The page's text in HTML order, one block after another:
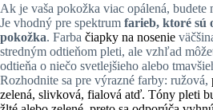
Ak je vaša pokožka viac opálená, budete
Je vhodný pre spektrum farieb, ktoré sú
pokožka. Farba čiapky na nosenie
stredným odtieňom pleti, ale vzhľad
odtieňa o niečo svetlejšieho alebo
Rozhodnite sa pre výrazné farby: ružová,
zelená, slivková, fialová atď. Tóny pleti